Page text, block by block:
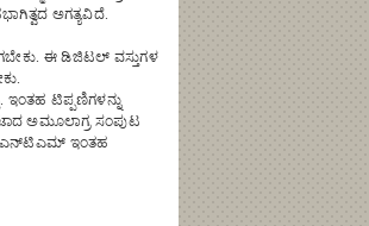
ಅಗತ್ಯವಿದೆ.
ಈ ಡಿಜಿಟಲ್ ವಸ್ತುಗಳ
ಇಂತಹ ಟಿಪ್ಪಣಿಗಳನ್ನು
ಅಮೂಲಾಗ್ರ ಸಂಪುಟ
ಎನ್‌ಟಿಎಮ್ ಇಂತಹ